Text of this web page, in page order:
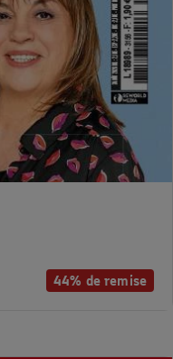
44% de remise